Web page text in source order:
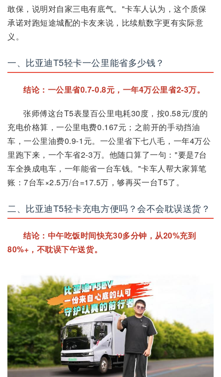
敢保，说明对自家三电有底气。"卡车人认为，这个质保
承诺对跑短途城配的卡友来说，比续航数字更有实际意
义。
一、比亚迪T5轻卡一公里能省多少钱？
结论：一公里省0.7-0.8元，一年4万公里省2-3万。
张师傅这台T5表显百公里电耗30度，按0.58元/度的
充电价格算，一公里电费0.167元；之前开的手动挡油
车，一公里油费0.9-1元。一公里省下七八毛，一年4万公
里跑下来，一个车省2-3万。他随口算了一句："要是7台
车全换成电车，一年能省一台车钱。"卡车人帮大家算笔
账：7台车×2.5万/台=17.5万，够再买一台T5了。
二、比亚迪T5轻卡充电方便吗？会不会耽误送货？
结论：中午吃饭时间快充30多分钟，从20%充到
80%+，不耽误下午送货。